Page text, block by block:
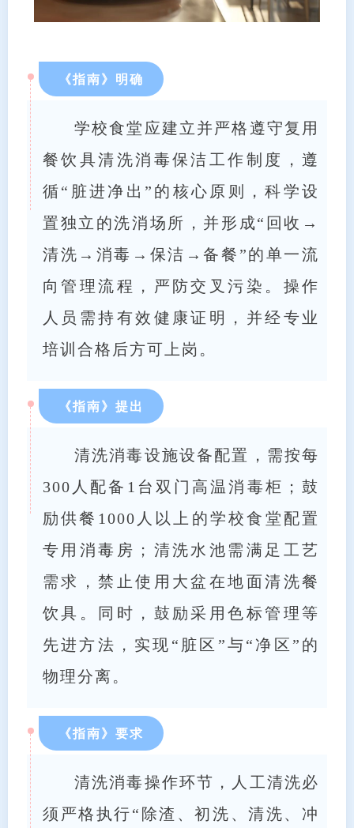
《指南》明确
学校食堂应建立并严格遵守复用
餐饮具清洗消毒保洁工作制度，遵
循“脏进净出”的核心原则，科学设
置独立的洗消场所，并形成“回收→
清洗→消毒→保洁→备餐”的单一流
向管理流程，严防交叉污染。操作
人员需持有效健康证明，并经专业
培训合格后方可上岗。
《指南》提出
清洗消毒设施设备配置，需按每
300人配备1台双门高温消毒柜；鼓
励供餐1000人以上的学校食堂配置
专用消毒房；清洗水池需满足工艺
需求，禁止使用大盆在地面清洗餐
饮具。同时，鼓励采用色标管理等
先进方法，实现“脏区”与“净区”的
物理分离。
《指南》要求
清洗消毒操作环节，人工清洗必
须严格执行“除渣、初洗、清洗、冲